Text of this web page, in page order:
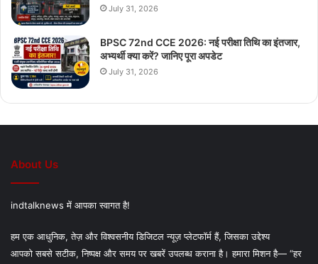
July 31, 2026
BPSC 72nd CCE 2026: नई परीक्षा तिथि का इंतजार,
अभ्यर्थी क्या करें? जानिए पूरा अपडेट
July 31, 2026
About Us
indtalknews में आपका स्वागत है!
हम एक आधुनिक, तेज़ और विश्वसनीय डिजिटल न्यूज़ प्लेटफॉर्म हैं, जिसका उद्देश्य
आपको सबसे सटीक, निष्पक्ष और समय पर खबरें उपलब्ध कराना है। हमारा मिशन है— “हर